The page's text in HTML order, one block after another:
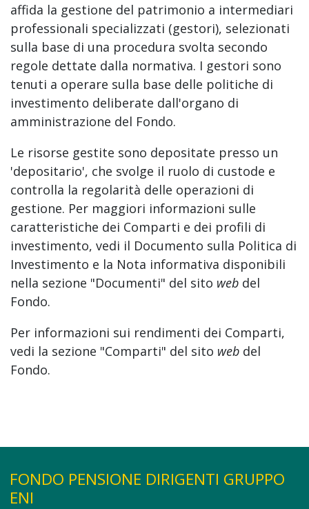
affida la gestione del patrimonio a intermediari
professionali specializzati (gestori), selezionati
sulla base di una procedura svolta secondo
regole dettate dalla normativa. I gestori sono
tenuti a operare sulla base delle politiche di
investimento deliberate dall'organo di
amministrazione del Fondo.
Le risorse gestite sono depositate presso un
'depositario', che svolge il ruolo di custode e
controlla la regolarità delle operazioni di
gestione. Per maggiori informazioni sulle
caratteristiche dei Comparti e dei profili di
investimento, vedi il Documento sulla Politica di
Investimento e la Nota informativa disponibili
nella sezione "Documenti" del sito web del
Fondo.
Per informazioni sui rendimenti dei Comparti,
vedi la sezione "Comparti" del sito web del
Fondo.
FONDO PENSIONE DIRIGENTI GRUPPO
ENI